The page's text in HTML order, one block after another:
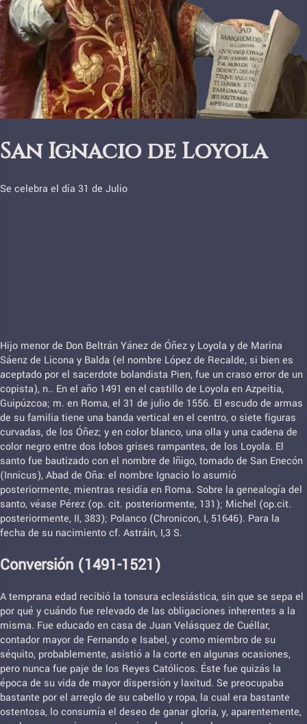
San Ignacio de Loyola
Se celebra el día 31 de Julio
Hijo menor de Don Beltrán Yánez de Óñez y Loyola y de Marina
Sáenz de Licona y Balda (el nombre López de Recalde, si bien es
aceptado por el sacerdote bolandista Pien, fue un craso error de un
copista), n.. En el año 1491 en el castillo de Loyola en Azpeitia,
Guipúzcoa; m. en Roma, el 31 de julio de 1556. El escudo de armas
de su familia tiene una banda vertical en el centro, o siete figuras
curvadas, de los Óñez; y en color blanco, una olla y una cadena de
color negro entre dos lobos grises rampantes, de los Loyola. El
santo fue bautizado con el nombre de Iñigo, tomado de San Enecón
(Innicus), Abad de Oña: el nombre Ignacio lo asumió
posteriormente, mientras residía en Roma. Sobre la genealogía del
santo, véase Pérez (op. cit. posteriormente, 131); Michel (op.cit.
posteriormente, II, 383); Polanco (Chronicon, I, 51646). Para la
fecha de su nacimiento cf. Astráin, I,3 S.
Conversión (1491-1521)
A temprana edad recibió la tonsura eclesiástica, sin que se sepa el
por qué y cuándo fue relevado de las obligaciones inherentes a la
misma. Fue educado en casa de Juan Velásquez de Cuéllar,
contador mayor de Fernando e Isabel, y como miembro de su
séquito, probablemente, asistió a la corte en algunas ocasiones,
pero nunca fue paje de los Reyes Católicos. Éste fue quizás la
época de su vida de mayor dispersión y laxitud. Se preocupaba
bastante por el arreglo de su cabello y ropa, la cual era bastante
ostentosa, lo consumía el deseo de ganar gloria, y, aparentemente,